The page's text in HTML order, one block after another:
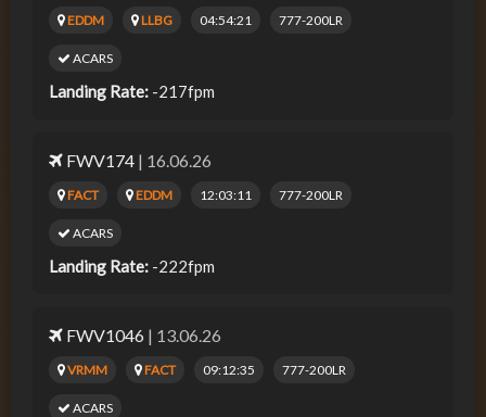
EDDM LLBG 04:54:21 777-200LR
ACARS
Landing Rate: -217fpm
FWV174 | 16.06.26
FACT EDDM 12:03:11 777-200LR
ACARS
Landing Rate: -222fpm
FWV1046 | 13.06.26
VRMM FACT 09:12:35 777-200LR
ACARS